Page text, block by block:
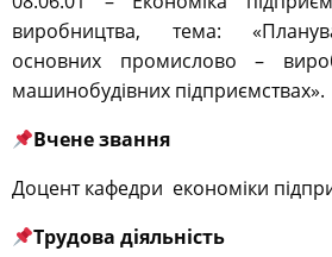
виробництва, тема:
основних промислово –
машинобудівних підприємствах».
Вчене звання
Доцент кафедри економіки
Трудова діяльність